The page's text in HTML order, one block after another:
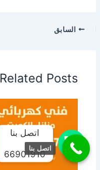
السابق
Related Posts
اتصل بنا
اتصل بنا
66901910